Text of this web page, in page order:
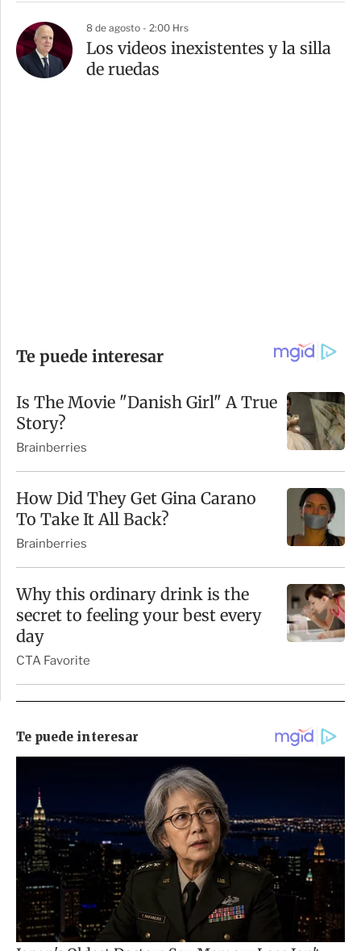
8 de agosto - 2:00 Hrs
Los videos inexistentes y la silla
de ruedas